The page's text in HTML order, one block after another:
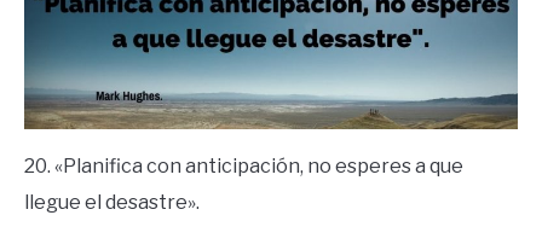
20. «Planifica con anticipación, no esperes a que
llegue el desastre».